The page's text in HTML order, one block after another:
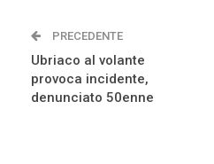
PRECEDENTE
Ubriaco al volante
provoca incidente,
denunciato 50enne